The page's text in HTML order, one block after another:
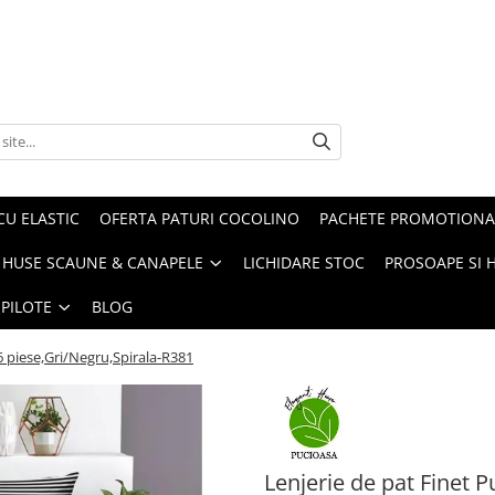
ELASTIC OFERTA PATURI COCOLINO PACHETE
HUSE SCAUNE & CANAPELE LICHIDARE STOC PROSOAPE SI
BLOG
Negru,Spirala-R381
Lenjerie de pat Finet